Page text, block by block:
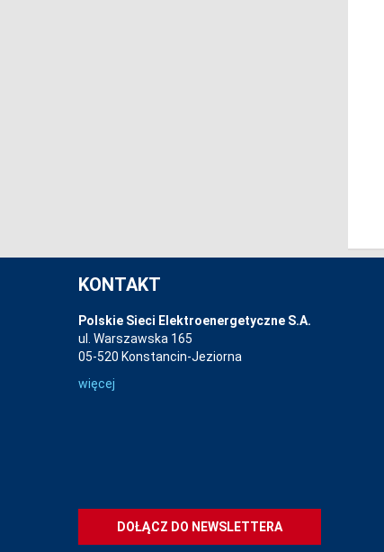
KONTAKT
Polskie Sieci Elektroenergetyczne S.A.
ul. Warszawska 165
05-520 Konstancin-Jeziorna
więcej
DOŁĄCZ DO NEWSLETTERA